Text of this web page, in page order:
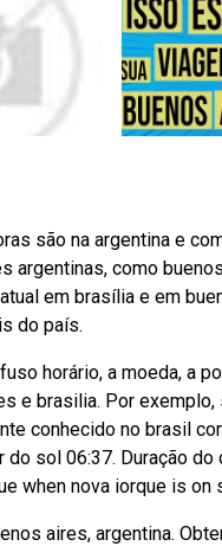
são na argentina e
argentinas, como
em brasília e em
do país.
horário, a moeda, a
e brasilia. Por
conhecido no brasil
do sol 06:37. Duração
when nova iorque is on
aires, argentina.